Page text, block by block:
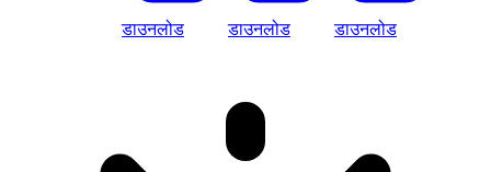
डाउनलोड डाउनलोड डाउनलोड